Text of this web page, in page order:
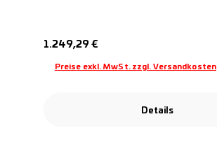
Regulärer Preis:
1.249,29 €
Preise exkl. MwSt. zzgl. Versandkosten
Details